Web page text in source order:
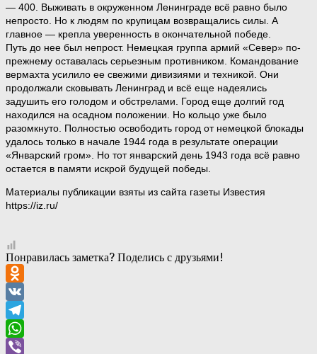
— 400. Выживать в окруженном Ленинграде всё равно было
непросто. Но к людям по крупицам возвращались силы. А
главное — крепла уверенность в окончательной победе.
Путь до нее был непрост. Немецкая группа армий «Север» по-
прежнему оставалась серьезным противником. Командование
вермахта усилило ее свежими дивизиями и техникой. Они
продолжали сковывать Ленинград и всё еще надеялись
задушить его голодом и обстрелами. Город еще долгий год
находился на осадном положении. Но кольцо уже было
разомкнуто. Полностью освободить город от немецкой блокады
удалось только в начале 1944 года в результате операции
«Январский гром». Но тот январский день 1943 года всё равно
остается в памяти искрой будущей победы.
Материалы публикации взяты из сайта газеты Известия
https://iz.ru/
Понравилась заметка? Поделись с друзьями!
Odnoklassniki
VK
Telegram
WhatsApp